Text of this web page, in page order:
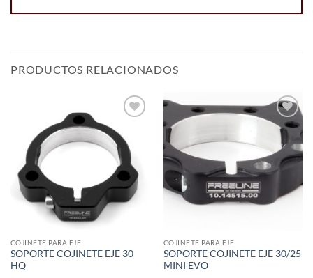
PRODUCTOS RELACIONADOS
wishlist
COJINETE PARA EJE
SOPORTE COJINETE EJE 30
HQ
Add to
wishlist
COJINETE PARA EJE
SOPORTE COJINETE EJE 30/25
MINI EVO